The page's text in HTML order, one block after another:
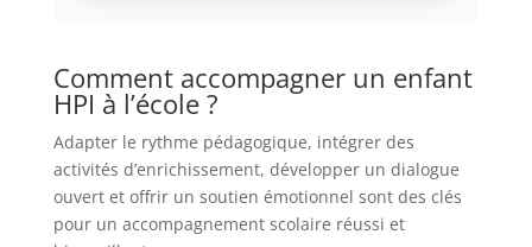
Comment accompagner un enfant
HPI à l’école ?
Adapter le rythme pédagogique, intégrer des
activités d’enrichissement, développer un dialogue
ouvert et offrir un soutien émotionnel sont des clés
pour un accompagnement scolaire réussi et